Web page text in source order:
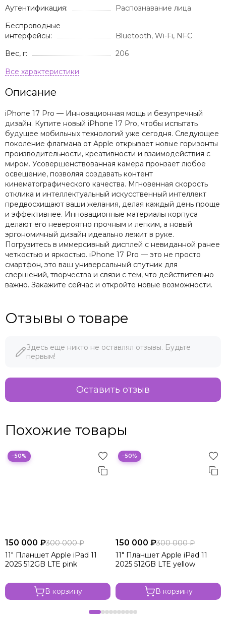
Аутентификация:
Распознавание лица
Беспроводные
интерфейсы:
Bluetooth, Wi-Fi, NFC
Вес, г:
206
Описание
iPhone 17 Pro — Инновационная мощь и безупречный
дизайн. Купите новый iPhone 17 Pro, чтобы испытать
будущее мобильных технологий уже сегодня. Следующее
поколение флагмана от Apple открывает новые горизонты
производительности, креативности и взаимодействия с
миром. Усовершенствованная камера пронзает любое
освещение, позволяя создавать контент
кинематографического качества. Мгновенная скорость
отклика и интеллектуальный искусственный интеллект
предвосхищают ваши желания, делая каждый день проще
и эффективнее. Инновационные материалы корпуса
делают его невероятно прочным и легким, а новый
эргономичный дизайн идеально лежит в руке.
Погрузитесь в иммерсивный дисплей с невиданной ранее
четкостью и яркостью. iPhone 17 Pro — это не просто
смартфон, это ваш универсальный спутник для
свершений, творчества и связи с тем, что действительно
важно. Закажите сейчас и откройте новые возможности.
Отзывы о товаре
Здесь еще никто не оставлял отзывы. Будьте
первым!
Оставить отзыв
Похожие товары
−50%
150 000 ₽300 000 ₽
11" Планшет Apple iPad 11
2025 512GB LTE pink
В корзину
−50%
150 000 ₽300 000 ₽
11" Планшет Apple iPad 11
2025 512GB LTE yellow
В корзину